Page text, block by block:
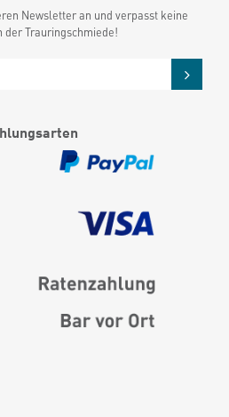
Newsletter an und verpasst keine
der Trauringschmiede!